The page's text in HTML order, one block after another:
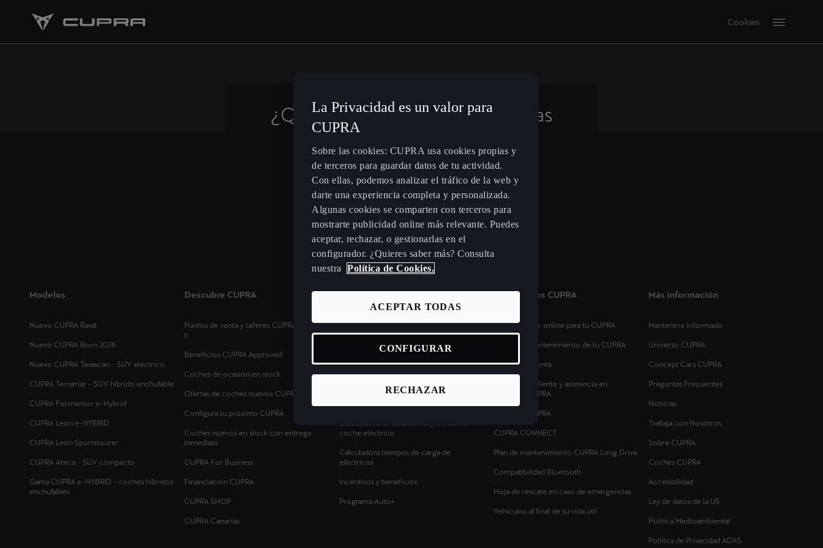
Cookies
¿Quieres estar informado de las
novedades?
Suscríbete
SpainEspañol
Modelos
Nuevo CUPRA Raval
Nuevo CUPRA Born 2026
Nuevo CUPRA Tavascan - SUV eléctrico
CUPRA Terramar - SUV híbrido enchufable
CUPRA Formentor e-Hybrid
CUPRA León e-HYBRID
CUPRA León Sportstourer
CUPRA Ateca - SUV compacto
Gama CUPRA e-HYBRID - coches híbridos
enchufables
Descubre CUPRA
Puntos de venta y talleres CUPRA cerca de
ti
Beneficios CUPRA Approved
Coches de ocasión en stock
Ofertas de coches nuevos CUPRA
Configura tu próximo CUPRA
Coches nuevos en stock con entrega
inmediata
CUPRA For Business
Financiación CUPRA
CUPRA SHOP
CUPRA Canarias
Planifica tu ruta - Estaciones de recarga
eléctrica
enchufables y eléctricos
Calculadora de autonomía y consumo
coche eléctrico
Calculadora tiempos de carga de
eléctricos
Incentivos y beneficios
Programa Auto+
Propietarios CUPRA
Pide cita taller online para tu CUPRA
Calcula el mantenimiento de tu CUPRA
Ofertas Posventa
Atención al cliente y asistencia en
carretera CUPRA
Manuales CUPRA
CUPRA CONNECT
Plan de mantenimiento CUPRA Long Drive
Compatibilidad Bluetooth
Hoja de rescate en caso de emergencias
Vehículos al final de su vida útil
Más información
Mantenme informado
Universo CUPRA
Concept Cars CUPRA
Preguntas Frecuentes
Noticias
Trabaja con Nosotros
Sobre CUPRA
Coches CUPRA
Accesibilidad
Ley de datos de la UE
Política Medioambiental
Política de Privacidad ADAS
La Privacidad es un valor para
CUPRA
Sobre las cookies: CUPRA usa cookies propias y
de terceros para guardar datos de tu actividad.
Con ellas, podemos analizar el tráfico de la web y
darte una experiencia completa y personalizada.
Algunas cookies se comparten con terceros para
mostrarte publicidad online más relevante. Puedes
aceptar, rechazar, o gestionarlas en el
configurador. ¿Quieres saber más? Consulta
nuestra
Política de Cookies.
RECHAZAR
ACEPTAR TODAS
CONFIGURAR